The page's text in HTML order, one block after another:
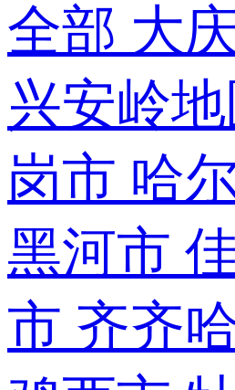
全部 大
兴安岭
岗市 哈
黑河市
市 齐齐